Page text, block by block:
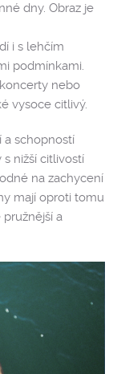
dny. Obraz je
i s lehčím
podmínkami.
nebo
vysoce citlivý.
a schopností
nižší citlivostí
na zachycení
mají oproti tomu
a